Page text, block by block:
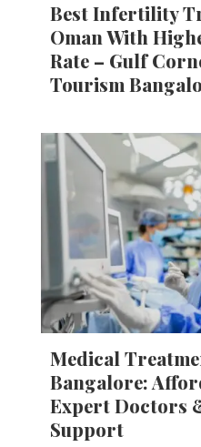
Best Infertility
Oman With
Rate – Gulf
Tourism
Medical
Bangalore:
Expert Doctors
Support